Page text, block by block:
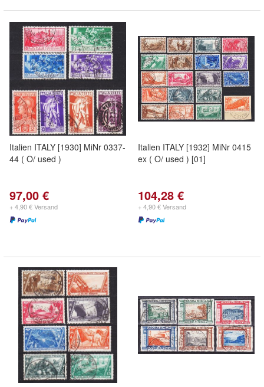
Italien ITALY [1930] MiNr 0337-
44 ( O/ used )
97,00 €
+ 4,90 € Versand
Italien ITALY [1932] MiNr 0415
ex ( O/ used ) [01]
104,28 €
+ 4,90 € Versand